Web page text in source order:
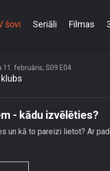
šovi Seriāli Filmas
11. februāris, S09 E04
- kādu izvēlēties?
un kā to pareizi lietot? Ar